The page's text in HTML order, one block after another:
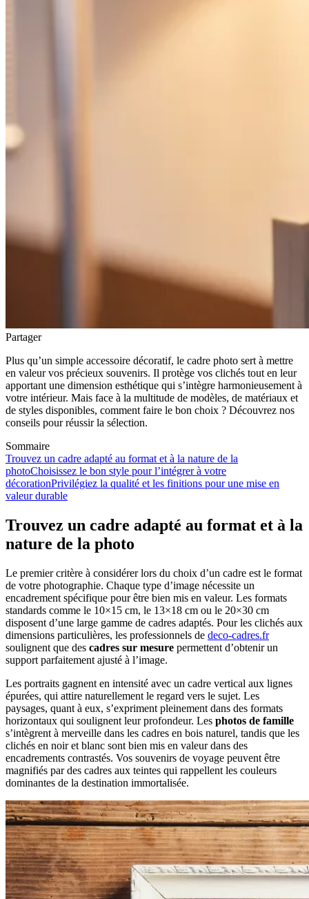
Partager
Plus qu’un simple accessoire décoratif, le cadre photo sert à mettre
en valeur vos précieux souvenirs. Il protège vos clichés tout en leur
apportant une dimension esthétique qui s’intègre harmonieusement à
votre intérieur. Mais face à la multitude de modèles, de matériaux et
de styles disponibles, comment faire le bon choix ? Découvrez nos
conseils pour réussir la sélection.
Sommaire
Trouvez un cadre adapté au format et à la nature de la
photoChoisissez le bon style pour l’intégrer à votre
décorationPrivilégiez la qualité et les finitions pour une mise en
valeur durable
Trouvez un cadre adapté au format et à la
nature de la photo
Le premier critère à considérer lors du choix d’un cadre est le format
de votre photographie. Chaque type d’image nécessite un
encadrement spécifique pour être bien mis en valeur. Les formats
standards comme le 10×15 cm, le 13×18 cm ou le 20×30 cm
disposent d’une large gamme de cadres adaptés. Pour les clichés aux
dimensions particulières, les professionnels de deco-cadres.fr
soulignent que des cadres sur mesure permettent d’obtenir un
support parfaitement ajusté à l’image.
Les portraits gagnent en intensité avec un cadre vertical aux lignes
épurées, qui attire naturellement le regard vers le sujet. Les
paysages, quant à eux, s’expriment pleinement dans des formats
horizontaux qui soulignent leur profondeur. Les photos de famille
s’intègrent à merveille dans les cadres en bois naturel, tandis que les
clichés en noir et blanc sont bien mis en valeur dans des
encadrements contrastés. Vos souvenirs de voyage peuvent être
magnifiés par des cadres aux teintes qui rappellent les couleurs
dominantes de la destination immortalisée.